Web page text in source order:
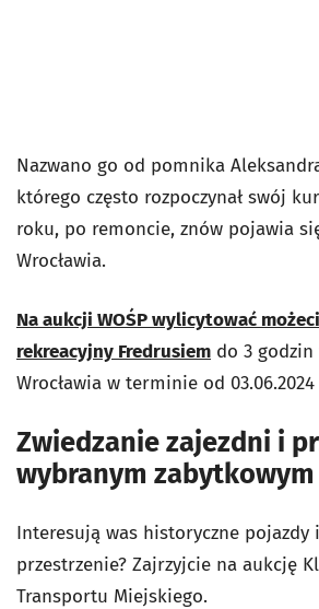
Nazwano go od pomnika
którego często rozpoczynał swój
roku, po remoncie, znów pojawia
Wrocławia.
Na aukcji WOŚP wylicytować
rekreacyjny Fredrusiem do 3
Wrocławia w terminie od 03.06.2024
Zwiedzanie zajezdni i
wybranym
Interesują was historyczne
przestrzenie? Zajrzyjcie na aukcję
Transportu Miejskiego.